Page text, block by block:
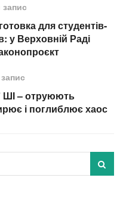
запис
для студентів-
у Верховній Раді
ШІ – отруюють
і поглиблює хаос